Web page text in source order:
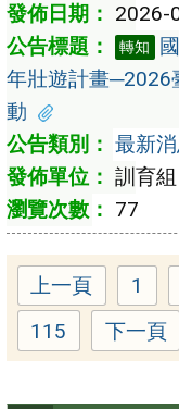
2026-
轉知
年壯遊計畫─2026
動
最新
訓育組
77
上一頁 1
Page
115 下一頁